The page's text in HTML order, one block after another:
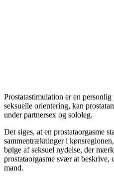
Prostatastimulation er en
seksuelle orientering, kan
under partnersex og sololeg.
Det siges, at en prostataorgasme
sammentrækninger i
bølge af seksuel nydelse, der
prostataorgasme svær at
mand.